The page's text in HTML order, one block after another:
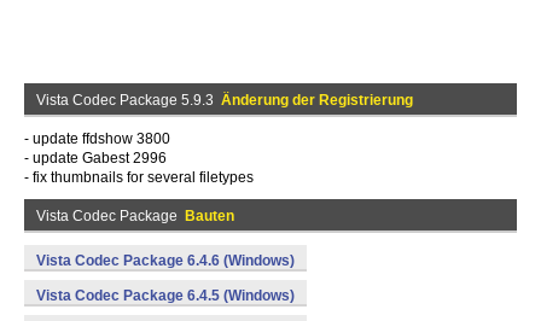
Vista Codec Package 5.9.3 Änderung der Registrierung
- update ffdshow 3800
- update Gabest 2996
- fix thumbnails for several filetypes
Vista Codec Package Bauten
Vista Codec Package 6.4.6 (Windows)
Vista Codec Package 6.4.5 (Windows)